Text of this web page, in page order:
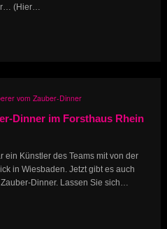
(Hier…
vom Zauber-Dinner
Dinner im Forsthaus Rhein
ein Künstler des Teams mit von der
in Wiesbaden. Jetzt gibt es auch
Dinner. Lassen Sie sich…